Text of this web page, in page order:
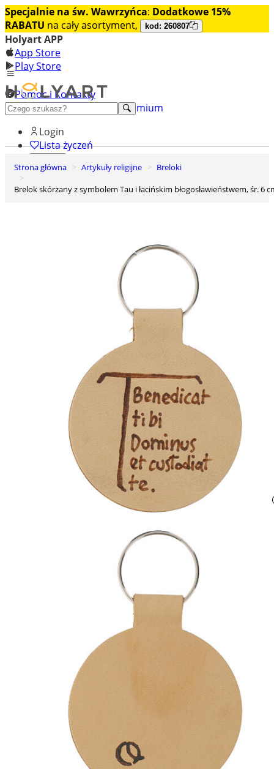
Specjalnie na św. Wawrzyńca: Dodatkowe 15%
RABATU na cały asortyment, kod: 260807
Holyart APP
App Store
Play Store
Pomoc i Kontakty
+48 222 922 860
Odkryj premium
Login
Lista życzeń
0
Strona główna Artykuły religijne
Breloki
Brelok skórzany z symbolem Tau i łacińskim błogosławieństwem, śr. 6